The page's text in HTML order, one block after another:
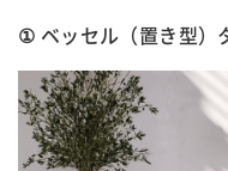
① ベッセル（置き型）